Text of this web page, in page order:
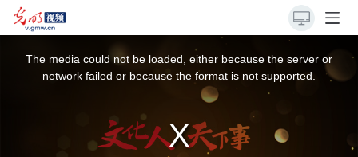
The media could not be loaded, either because the server or
network failed or because the format is not supported.